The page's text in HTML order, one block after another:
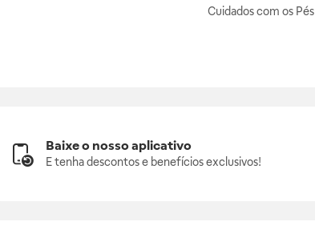
Cuidados com os Pés
Baixe o nosso aplicativo
E tenha descontos e benefícios exclusivos!